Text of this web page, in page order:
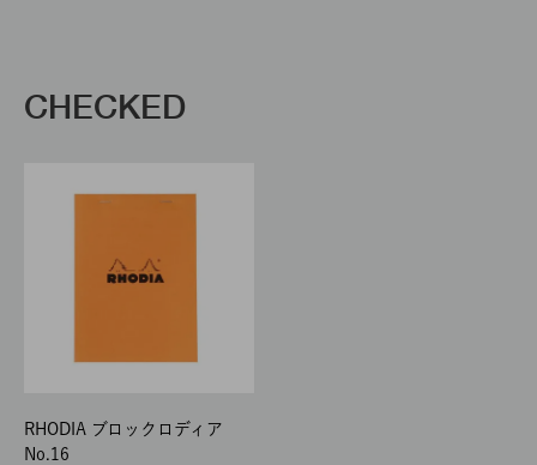
CHECKED
RHODIA ブロックロディア
No.16